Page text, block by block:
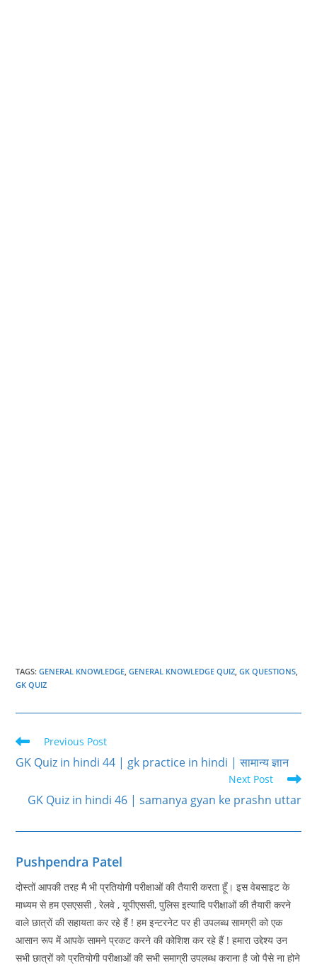
TAGS:GENERAL KNOWLEDGE, GENERAL KNOWLEDGE QUIZ, GK QUESTIONS,
GK QUIZ
Read
articles
Previous Post
GK Quiz in hindi 44 | gk practice in hindi | सामान्य ज्ञान
Next Post
GK Quiz in hindi 46 | samanya gyan ke prashn uttar
Pushpendra Patel
दोस्तों आपकी तरह मै भी प्रतियोगी परीक्षाओं की तैयारी करता हूँ। इस वेबसाइट के
माध्यम से हम एसएससी , रेलवे , यूपीएससी, पुलिस इत्यादि परीक्षाओं की तैयारी करने
वाले छात्रों की सहायता कर रहे हैं ! हम इन्टरनेट पर ही उपलब्ध सामग्री को एक
आसान रूप में आपके सामने प्रकट करने की कोशिश कर रहे हैं ! हमारा उद्देश्य उन
सभी छात्रों को प्रतियोगी परीक्षाओं की सभी समाग्री उपलब्ध कराना है जो पैसे ना होने